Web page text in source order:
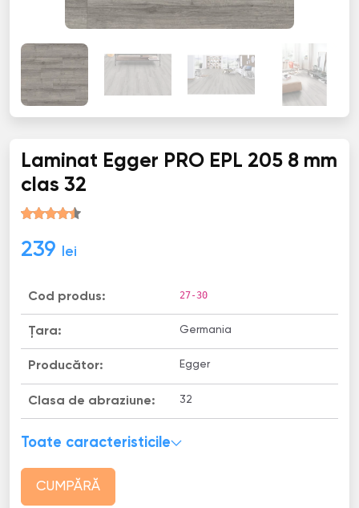
Laminat Egger PRO EPL 205 8 mm
clas 32
239 lei
Cod produs: 27-30
Țara: Germania
Producător: Egger
Clasa de abraziune: 32
Toate caracteristicile
CUMPĂRĂ